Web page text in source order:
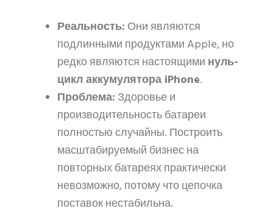
Реальность: Они являются
подлинными продуктами Apple, но
редко являются настоящими нуль-
цикл аккумулятора iPhone.
Проблема: Здоровье и
производительность батареи
полностью случайны. Построить
масштабируемый бизнес на
повторных батареях практически
невозможно, потому что цепочка
поставок нестабильна.